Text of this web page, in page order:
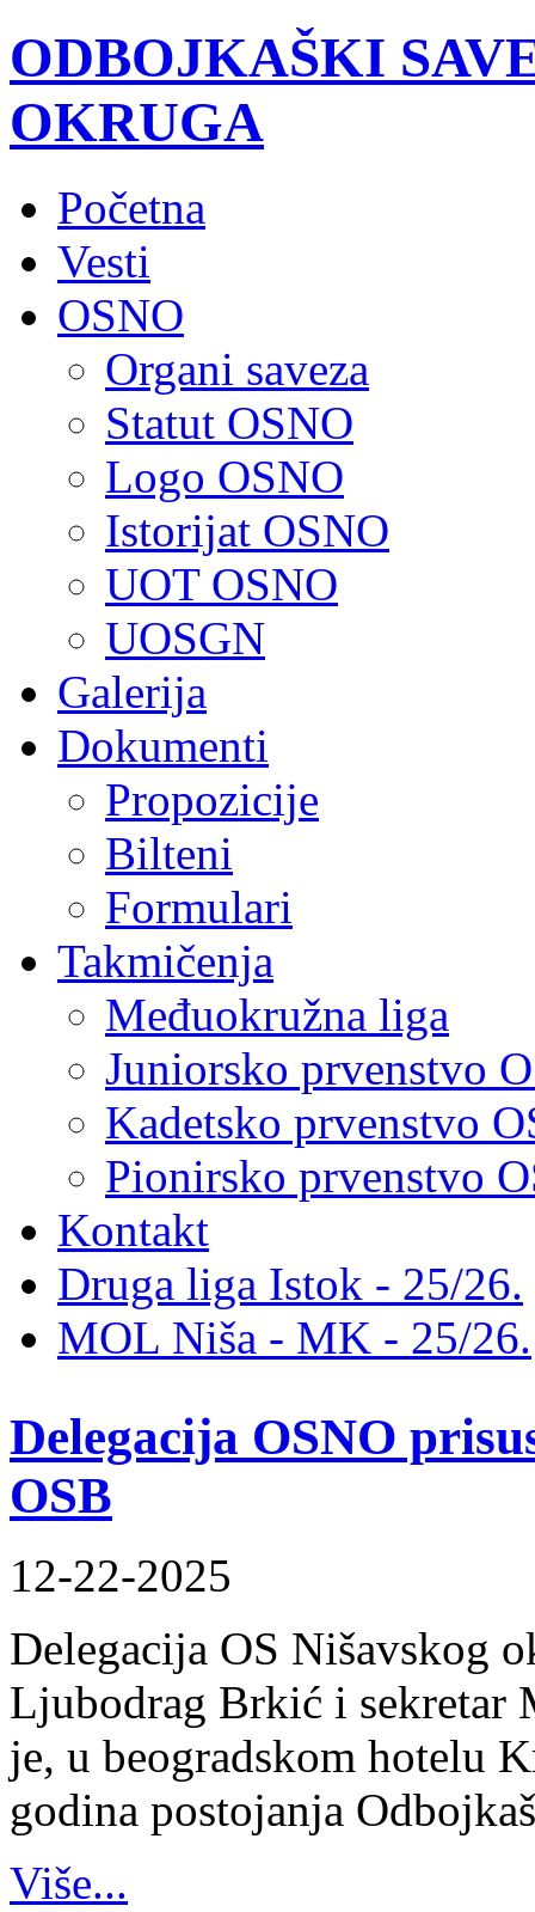
ODBOJKAŠKI
OKRUGA
Početna
Vesti
OSNO
Organi saveza
Statut OSNO
Logo OSNO
Istorijat OSNO
UOT OSNO
UOSGN
Galerija
Dokumenti
Propozicije
Bilteni
Formulari
Takmičenja
Međuokružna liga
Juniorsko prvenstvo
Kadetsko prvenstvo
Pionirsko prvenstvo
Kontakt
Druga liga Istok - 25/26.
MOL Niša - MK - 25/26.
Delegacija OSNO
OSB
12-22-2025
Delegacija OS Nišavskog
Ljubodrag Brkić i sekretar
je, u beogradskom hotelu
godina postojanja
Više...